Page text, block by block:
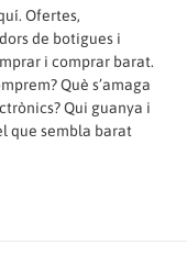
Ofertes,
de botigues i
i comprar barat.
Què s’amaga
Qui guanya i
que sembla barat